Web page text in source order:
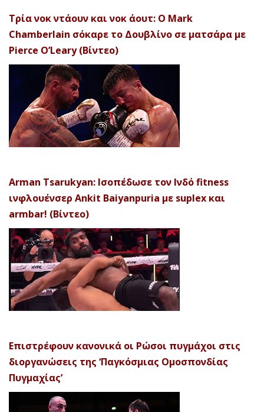
Τρία νοκ ντάουν και νοκ άουτ: Ο Mark
Chamberlain σόκαρε το Δουβλίνο σε ματσάρα με
Pierce O’Leary (Βίντεο)
Arman Tsarukyan: Ισοπέδωσε τον Ινδό fitness
ινφλουένσερ Ankit Baiyanpuria με suplex και
armbar! (Βίντεο)
Επιστρέφουν κανονικά οι Ρώσοι πυγμάχοι στις
διοργανώσεις της ‘Παγκόσμιας Ομοσπονδίας
Πυγμαχίας’